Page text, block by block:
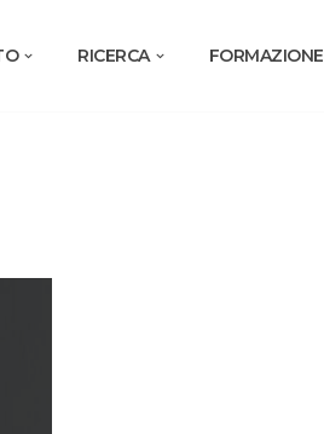
RICERCA FORMAZIONE